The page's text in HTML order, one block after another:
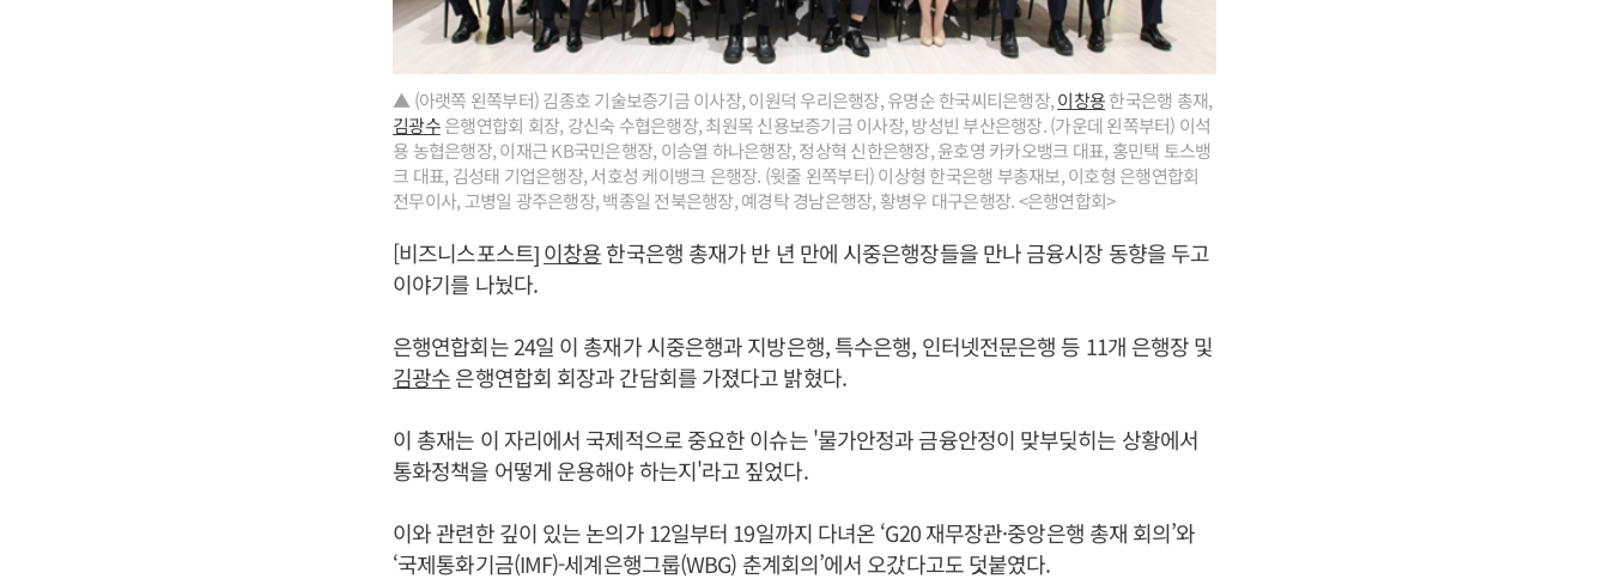
▲ (아랫쪽 왼쪽부터) 김종호 기술보증기금 이사장, 이원덕 우리은행장, 유명순 한국씨티은행장,이창용한국은행 총재,
김광수은행연합회 회장, 강신숙 수협은행장, 최원목 신용보증기금 이사장, 방성빈 부산은행장. (가운데 왼쪽부터) 이석
용 농협은행장, 이재근 KB국민은행장, 이승열 하나은행장, 정상혁 신한은행장, 윤호영 카카오뱅크 대표, 홍민택 토스뱅
크 대표, 김성태 기업은행장, 서호성 케이뱅크 은행장. (윗줄 왼쪽부터) 이상형 한국은행 부총재보, 이호형 은행연합회
전무이사, 고병일 광주은행장, 백종일 전북은행장, 예경탁 경남은행장, 황병우 대구은행장. <은행연합회>
[비즈니스포스트]이창용한국은행 총재가 반 년 만에 시중은행장들을 만나 금융시장 동향을 두고
이야기를 나눴다.
은행연합회는 24일 이 총재가 시중은행과 지방은행, 특수은행, 인터넷전문은행 등 11개 은행장 및
김광수은행연합회 회장과 간담회를 가졌다고 밝혔다.
이 총재는 이 자리에서 국제적으로 중요한 이슈는 '물가안정과 금융안정이 맞부딪히는 상황에서
통화정책을 어떻게 운용해야 하는지'라고 짚었다.
이와 관련한 깊이 있는 논의가 12일부터 19일까지 다녀온 ‘G20 재무장관·중앙은행 총재 회의’와
‘국제통화기금(IMF)-세계은행그룹(WBG) 춘계회의’에서 오갔다고도 덧붙였다.